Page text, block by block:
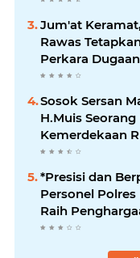
Jum'at
Rawas
Perkara
Peremajaan PSR
Sosok Sersan Mayor
H.Muis
Kemerdekaan
*Presisi dan
Personel Polres
Raih
dari Kapolda